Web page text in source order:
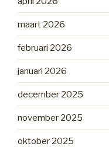
maart 2026
februari 2026
januari 2026
december 2025
november 2025
oktober 2025